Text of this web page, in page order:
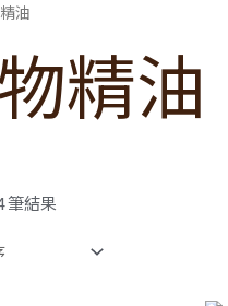
油
精油
筆結果